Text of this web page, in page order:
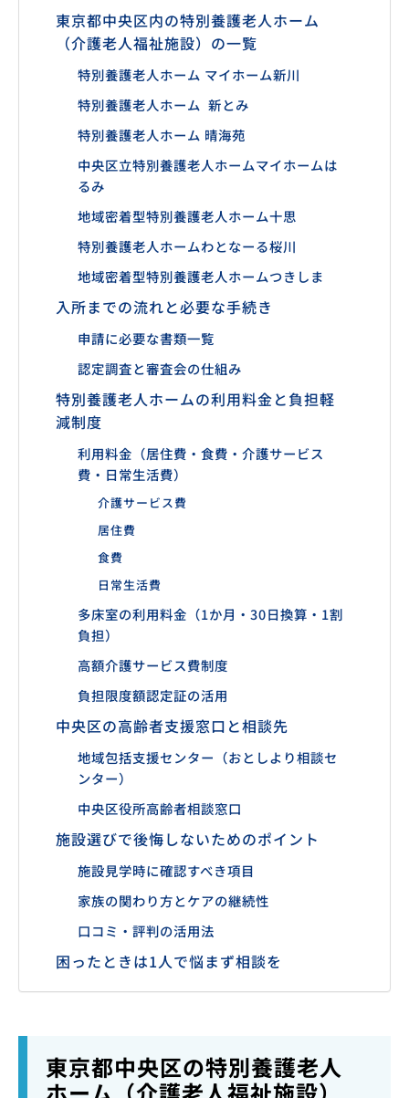
東京都中央区内の特別養護老人ホーム
（介護老人福祉施設）の一覧
特別養護老人ホーム マイホーム新川
特別養護老人ホーム 新とみ
特別養護老人ホーム 晴海苑
中央区立特別養護老人ホームマイホームは
るみ
地域密着型特別養護老人ホーム十思
特別養護老人ホームわとなーる桜川
地域密着型特別養護老人ホームつきしま
入所までの流れと必要な手続き
申請に必要な書類一覧
認定調査と審査会の仕組み
特別養護老人ホームの利用料金と負担軽
減制度
利用料金（居住費・食費・介護サービス
費・日常生活費）
介護サービス費
居住費
食費
日常生活費
多床室の利用料金（1か月・30日換算・1割
負担）
高額介護サービス費制度
負担限度額認定証の活用
中央区の高齢者支援窓口と相談先
地域包括支援センター（おとしより相談セ
ンター）
中央区役所高齢者相談窓口
施設選びで後悔しないためのポイント
施設見学時に確認すべき項目
家族の関わり方とケアの継続性
口コミ・評判の活用法
困ったときは1人で悩まず相談を
東京都中央区の特別養護老人